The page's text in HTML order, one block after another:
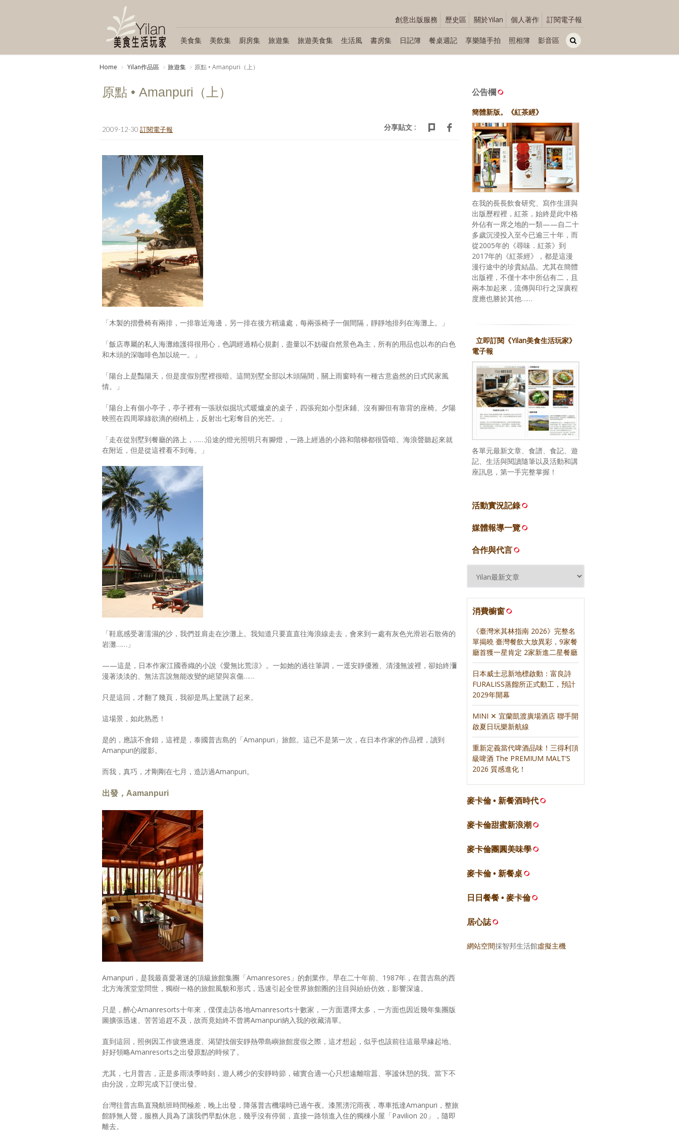
創意出版服務 歷史區 關於Yilan 個人著作 訂閱電子報
美食集 美飲集 廚房集 旅遊集 旅遊美食集 生活風 書房集 日記簿 餐桌週記 享樂隨手拍 照相簿 影音區
Home Yilan作品區 旅遊集 原點 • Amanpuri（上）
原點 • Amanpuri（上）
2009-12-30 訂閱電子報 分享貼文 :
「木製的摺疊椅有兩排，一排靠近海邊，另一排在後方稍遠處，每兩張椅子一個間隔，靜靜地排列在海灘上。」
「飯店專屬的私人海灘維護得很用心，色調經過精心規劃，盡量以不妨礙自然景色為主，所有的用品也以布的白色
和木頭的深咖啡色加以統一。」
「陽台上是豔陽天，但是度假別墅裡很暗。這間別墅全部以木頭隔間，關上雨窗時有一種古意盎然的日式民家風
情。」
「陽台上有個小亭子，亭子裡有一張狀似掘坑式暖爐桌的桌子，四張宛如小型床鋪、沒有腳但有靠背的座椅。夕陽
映照在四周翠綠欲滴的樹梢上，反射出七彩奪目的光芒。」
「走在從別墅到餐廳的路上，……沿途的燈光照明只有腳燈，一路上經過的小路和階梯都很昏暗。海浪聲聽起來就
在附近，但是從這裡看不到海。」
「鞋底感受著濡濕的沙，我們並肩走在沙灘上。我知道只要直直往海浪線走去，會來到一處有灰色光滑岩石散佈的
岩灘……」
——這是，日本作家江國香織的小說《愛無比荒涼》。一如她的過往筆調，一逕安靜優雅、清淺無波裡，卻始終瀰
漫著淡淡的、無法言說無能改變的絕望與哀傷……
只是這回，才翻了幾頁，我卻是馬上驚跳了起來。
這場景，如此熟悉！
是的，應該不會錯，這裡是，泰國普吉島的「Amanpuri」旅館。這已不是第一次，在日本作家的作品裡，讀到
Amanpuri的蹤影。
而我，真巧，才剛剛在七月，造訪過Amanpuri。
出發，Aamanpuri
Amanpuri，是我最喜愛著迷的頂級旅館集團「Amanresores」的創業作。早在二十年前、1987年，在普吉島的西
北方海濱堂堂問世，獨樹一格的旅館風貌和形式，迅速引起全世界旅館圈的注目與紛紛仿效，影響深遠。
只是，醉心Amanresorts十年來，僕僕走訪各地Amanresorts十數家，一方面選擇太多，一方面也因近幾年集團版
圖擴張迅速、苦苦追趕不及，故而竟始終不曾將Amanpuri納入我的收藏清單。
直到這回，照例因工作疲憊過度、渴望找個安靜熱帶島嶼旅館度假之際，這才想起，似乎也該前往這最早緣起地、
好好領略Amanresorts之出發原點的時候了。
尤其，七月普吉，正是多雨淡季時刻，遊人稀少的安靜時節，確實合適一心只想遠離喧囂、寧謐休憩的我。當下不
由分說，立即完成下訂便出發。
台灣往普吉島直飛航班時間極差，晚上出發，降落普吉機場時已過午夜。漆黑滂沱雨夜，專車抵達Amanpuri，整旅
館靜無人聲，服務人員為了讓我們早點休息，幾乎沒有停留，直接一路領進入住的獨棟小屋「Pavilion 20」，隨即
離去。
公告欄
簡體新版。《紅茶經》
在我的長長飲食研究、寫作生涯與
出版歷程裡，紅茶，始終是此中格
外佔有一席之地的一類——自二十
多歲沉浸投入至今已逾三十年，而
從2005年的《尋味．紅茶》到
2017年的《紅茶經》，都是這漫
漫行途中的珍貴結晶。尤其在簡體
出版裡，不僅十本中所佔有二，且
兩本加起來，流傳與印行之深廣程
度應也勝於其他……
立即訂閱《Yilan美食生活玩家》
電子報
各單元最新文章、食譜、食記、遊
記、生活與閱讀隨筆以及活動和講
座訊息，第一手完整掌握！
活動實況記錄
媒體報導一覽
合作與代言
消費櫥窗
《臺灣米其林指南 2026》完整名
單揭曉 臺灣餐飲大放異彩，9家餐
廳首獲一星肯定 2家新進二星餐廳
日本威士忌新地標啟動：富良詩
FURALISS蒸餾所正式動工，預計
2029年開幕
MINI ✕ 宜蘭凱渡廣場酒店 聯手開
啟夏日玩樂新航線
重新定義當代啤酒品味！三得利頂
級啤酒 The PREMIUM MALT’S
2026 質感進化！
麥卡倫 • 新餐酒時代
麥卡倫甜蜜新浪潮
麥卡倫團圓美味學
麥卡倫 • 新餐桌
日日餐餐 • 麥卡倫
居心誌
網站空間採智邦生活館虛擬主機